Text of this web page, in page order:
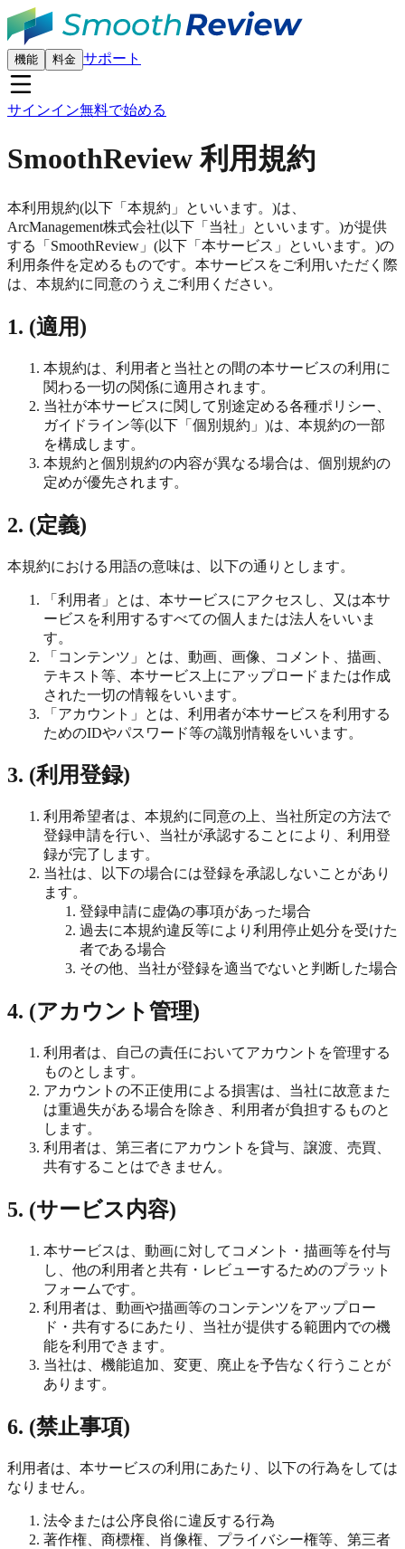
機能 料金 サポート
サインイン無料で始める
SmoothReview 利用規約
本利用規約(以下「本規約」といいます。)は、
ArcManagement株式会社(以下「当社」といいます。)が提供
する「SmoothReview」(以下「本サービス」といいます。)の
利用条件を定めるものです。本サービスをご利用いただく際
は、本規約に同意のうえご利用ください。
1. (適用)
本規約は、利用者と当社との間の本サービスの利用に
関わる一切の関係に適用されます。
当社が本サービスに関して別途定める各種ポリシー、
ガイドライン等(以下「個別規約」)は、本規約の一部
を構成します。
本規約と個別規約の内容が異なる場合は、個別規約の
定めが優先されます。
2. (定義)
本規約における用語の意味は、以下の通りとします。
「利用者」とは、本サービスにアクセスし、又は本サ
ービスを利用するすべての個人または法人をいいま
す。
「コンテンツ」とは、動画、画像、コメント、描画、
テキスト等、本サービス上にアップロードまたは作成
された一切の情報をいいます。
「アカウント」とは、利用者が本サービスを利用する
ためのIDやパスワード等の識別情報をいいます。
3. (利用登録)
利用希望者は、本規約に同意の上、当社所定の方法で
登録申請を行い、当社が承認することにより、利用登
録が完了します。
当社は、以下の場合には登録を承認しないことがあり
ます。
登録申請に虚偽の事項があった場合
過去に本規約違反等により利用停止処分を受けた
者である場合
その他、当社が登録を適当でないと判断した場合
4. (アカウント管理)
利用者は、自己の責任においてアカウントを管理する
ものとします。
アカウントの不正使用による損害は、当社に故意また
は重過失がある場合を除き、利用者が負担するものと
します。
利用者は、第三者にアカウントを貸与、譲渡、売買、
共有することはできません。
5. (サービス内容)
本サービスは、動画に対してコメント・描画等を付与
し、他の利用者と共有・レビューするためのプラット
フォームです。
利用者は、動画や描画等のコンテンツをアップロー
ド・共有するにあたり、当社が提供する範囲内での機
能を利用できます。
当社は、機能追加、変更、廃止を予告なく行うことが
あります。
6. (禁止事項)
利用者は、本サービスの利用にあたり、以下の行為をしては
なりません。
法令または公序良俗に違反する行為
著作権、商標権、肖像権、プライバシー権等、第三者